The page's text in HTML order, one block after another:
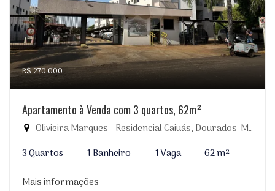
R$ 270.000
Apartamento à Venda com 3 quartos, 62m²
Olivieira Marques - Residencial Caiuás, Dourados-MS
3 Quartos
1 Banheiro 1 Vaga
62 m²
Mais informações